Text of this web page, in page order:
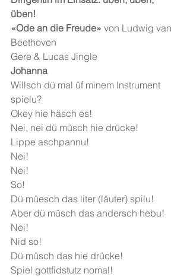
üben!
«Ode an die Freude» von Ludwig van
Beethoven
Gere & Lucas Jingle
Johanna
Willsch dü mal üf minem Instrument
spielu?
Okey hie häsch es!
Nei, nei dü müsch hie drücke!
Lippe aschpannu!
Nei!
Nei!
So!
Dü müesch das liter (läuter) spilu!
Aber dü müsch das andersch hebu!
Nei!
Nid so!
Dü müsch das hie drücke!
Spiel gottfidstutz nomal!